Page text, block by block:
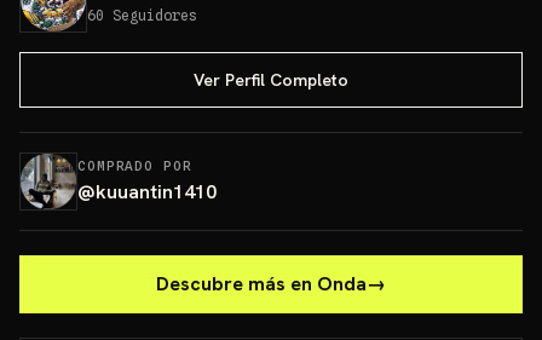
60 Seguidores
Ver Perfil Completo
COMPRADO POR
@kuuantin1410
Descubre más en Onda→